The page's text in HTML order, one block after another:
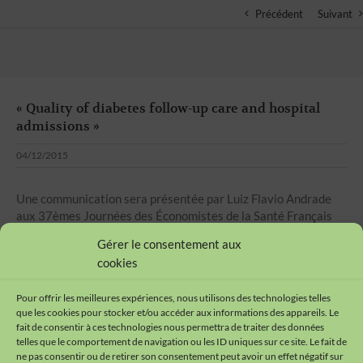
Gérer le consentement aux
cookies
Pour offrir les meilleures expériences, nous utilisons des technologies telles
que les cookies pour stocker et/ou accéder aux informations des appareils. Le
fait de consentir à ces technologies nous permettra de traiter des données
telles que le comportement de navigation ou les ID uniques sur ce site. Le fait de
ne pas consentir ou de retirer son consentement peut avoir un effet négatif sur
Précédent Suivant
« Quality of diabetes follow-up care and hospital
admissions »
04/12/2015
Une communication sera présentée par Luiz Flavio Andrade
aux 37èmes Journées des Économistes de la Santé Français
Études médico-économiques».